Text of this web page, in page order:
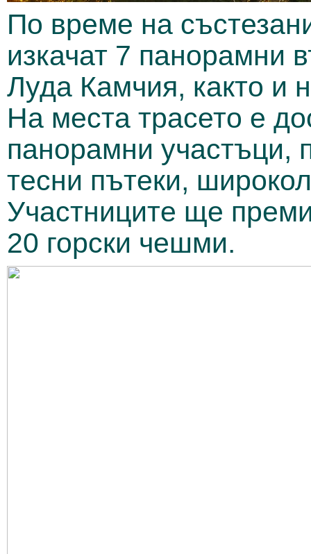
По време на
изкачат 7 панорамни
Луда Камчия, както и
На места трасето е
панорамни участъци,
тесни пътеки,
Участниците ще
20 горски чешми.